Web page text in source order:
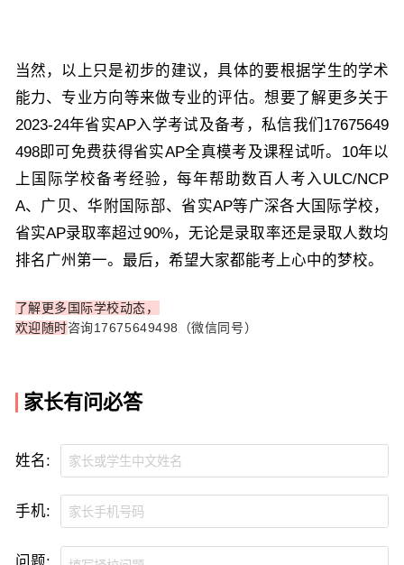
当然，以上只是初步的建议，具体的要根据学生的学术
能力、专业方向等来做专业的评估。想要了解更多关于
2023-24年省实AP入学考试及备考，私信我们17675649
498即可免费获得省实AP全真模考及课程试听。 10年以
上国际学校备考经验，每年帮助数百人考入ULC/NCP
A、广贝、华附国际部、省实AP等广深各大国际学校，
省实AP录取率超过90%，无论是录取率还是录取人数均
排名广州第一。最后，希望大家都能考上心中的梦校。
了解更多国际学校动态，
欢迎随时咨询17675649498（微信同号）
家长有问必答
姓名:
手机: